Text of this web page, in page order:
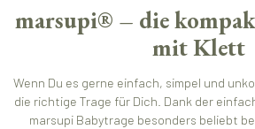
marsupi® – die
mit Klett
Wenn Du es gerne einfach, simpel und
die richtige Trage für Dich. Dank der
marsupi Babytrage besonders beliebt